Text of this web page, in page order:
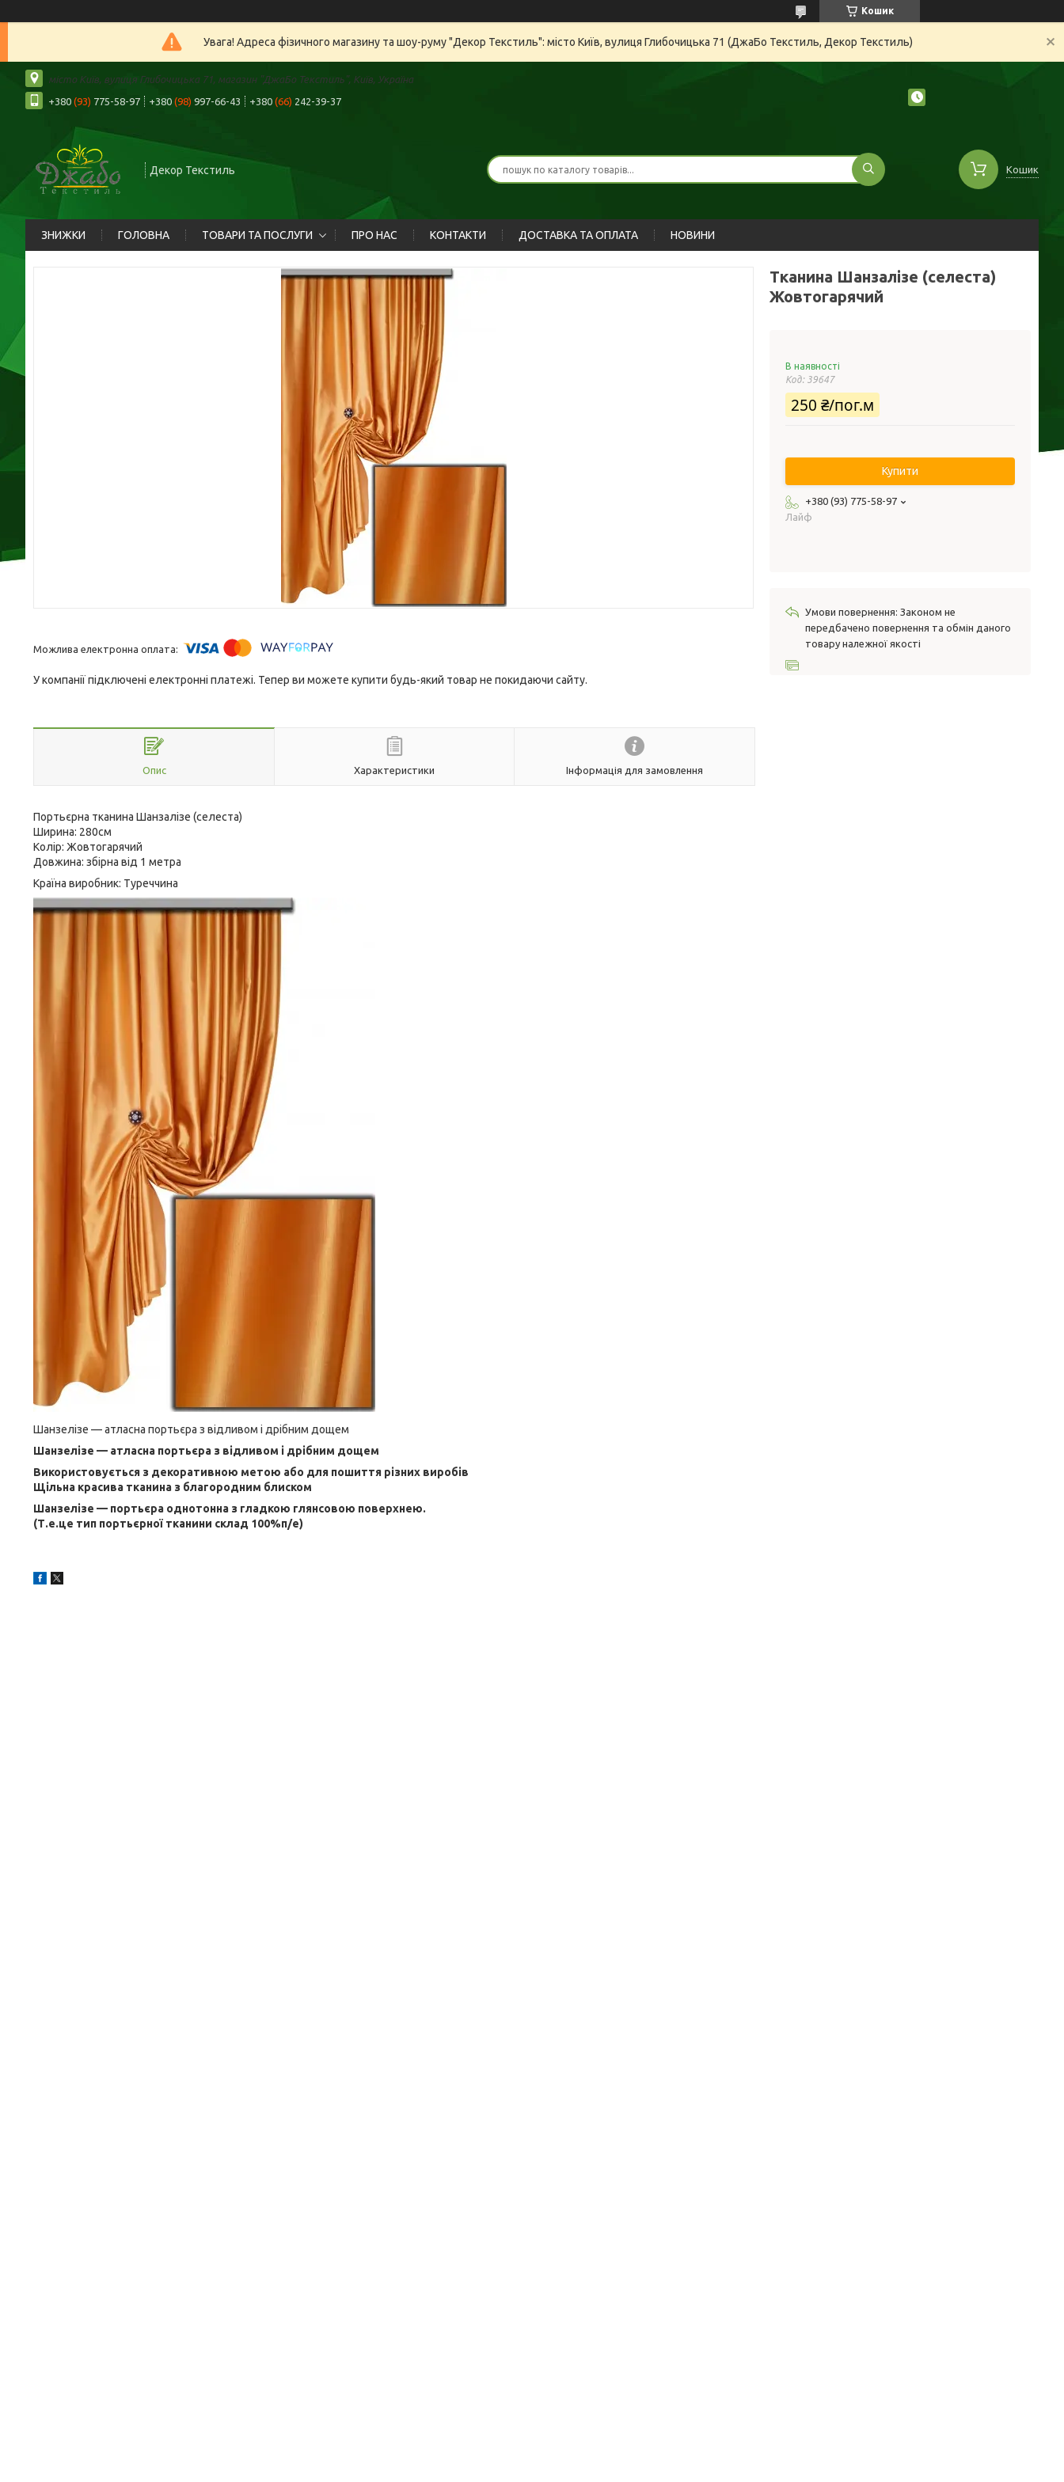
Кошик
Увага! Адреса фізичного магазину та шоу-руму "Декор Текстиль": місто Київ, вулиця Глибочицька 71 (ДжаБо Текстиль, Декор Текстиль)
місто Київ, вулиця Глибочицька 71, магазин "ДжаБо Текстиль", Київ, Україна
+380 (93) 775-58-97 +380 (98) 997-66-43 +380 (66) 242-39-37
Декор Текстиль Кошик
ЗНИЖКИ ГОЛОВНА ТОВАРИ ТА ПОСЛУГИ ПРО НАС КОНТАКТИ ДОСТАВКА ТА ОПЛАТА НОВИНИ
У компанії підключені електронні платежі. Тепер ви можете купити будь-який товар не покидаючи сайту.
Опис Характеристики Інформація для замовлення
Портьєрна тканина Шанзалізе (селеста)
Ширина: 280см
Колір: Жовтогарячий
Довжина: збірна від 1 метра
Країна виробник: Туреччина
Шанзелізе — атласна портьєра з відливом і дрібним дощем
Шанзелізе — атласна портьєра з відливом і дрібним дощем
Використовується з декоративною метою або для пошиття різних виробів
Щільна красива тканина з благородним блиском
Шанзелізе — портьєра однотонна з гладкою глянсовою поверхнею.
(Т.е.це тип портьєрної тканини склад 100%п/е)
Тканина Шанзалізе (селеста)
Жовтогарячий
В наявності
Код: 39647
250 ₴/пог.м
Купити
+380 (93) 775-58-97
Лайф
Законом не
передбачено повернення та обмін даного
товару належної якості